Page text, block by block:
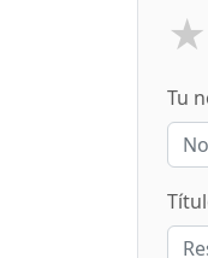
★
Tu